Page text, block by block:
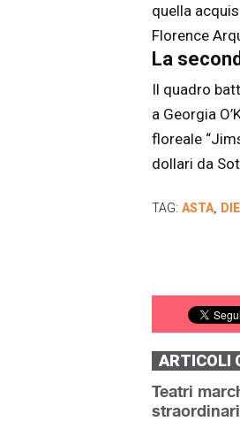
quella
Florence
La
Il quadro
a Georgia
floreale
dollari da
TAG: ASTA,
ARTICOLI
Teatri